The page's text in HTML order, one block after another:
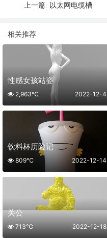
上一篇: 以太网电缆槽
相关推荐
性感女孩站姿
2022-12-4
2,963℃
饮料杯历险记
2022-12-14
809℃
关公
2022-12-18
713℃